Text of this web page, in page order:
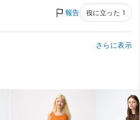
報告 役に立った 1
さらに表示